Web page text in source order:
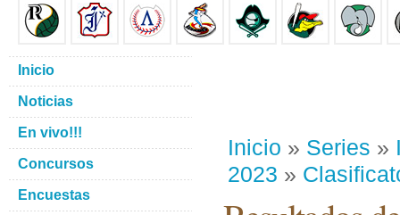
Inicio » Series »
2023 »
Inicio
Noticias
En vivo!!!
Concursos
Encuestas